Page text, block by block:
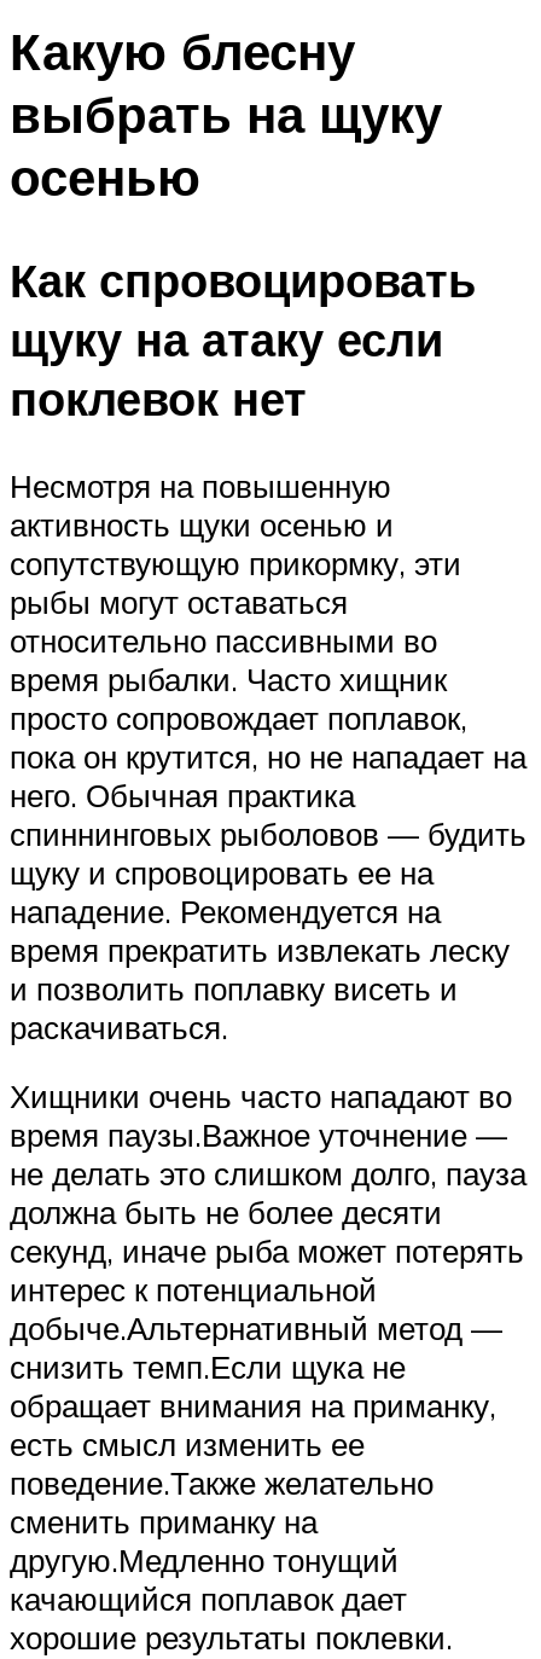
Какую блесну
выбрать на щуку
осенью
Как спровоцировать
щуку на атаку если
поклевок нет
Несмотря на повышенную
активность щуки осенью и
сопутствующую прикормку, эти
рыбы могут оставаться
относительно пассивными во
время рыбалки. Часто хищник
просто сопровождает поплавок,
пока он крутится, но не нападает на
него. Обычная практика
спиннинговых рыболовов — будить
щуку и спровоцировать ее на
нападение. Рекомендуется на
время прекратить извлекать леску
и позволить поплавку висеть и
раскачиваться.
Хищники очень часто нападают во
время паузы.Важное уточнение —
не делать это слишком долго, пауза
должна быть не более десяти
секунд, иначе рыба может потерять
интерес к потенциальной
добыче.Альтернативный метод —
снизить темп.Если щука не
обращает внимания на приманку,
есть смысл изменить ее
поведение.Также желательно
сменить приманку на
другую.Медленно тонущий
качающийся поплавок дает
хорошие результаты поклевки.